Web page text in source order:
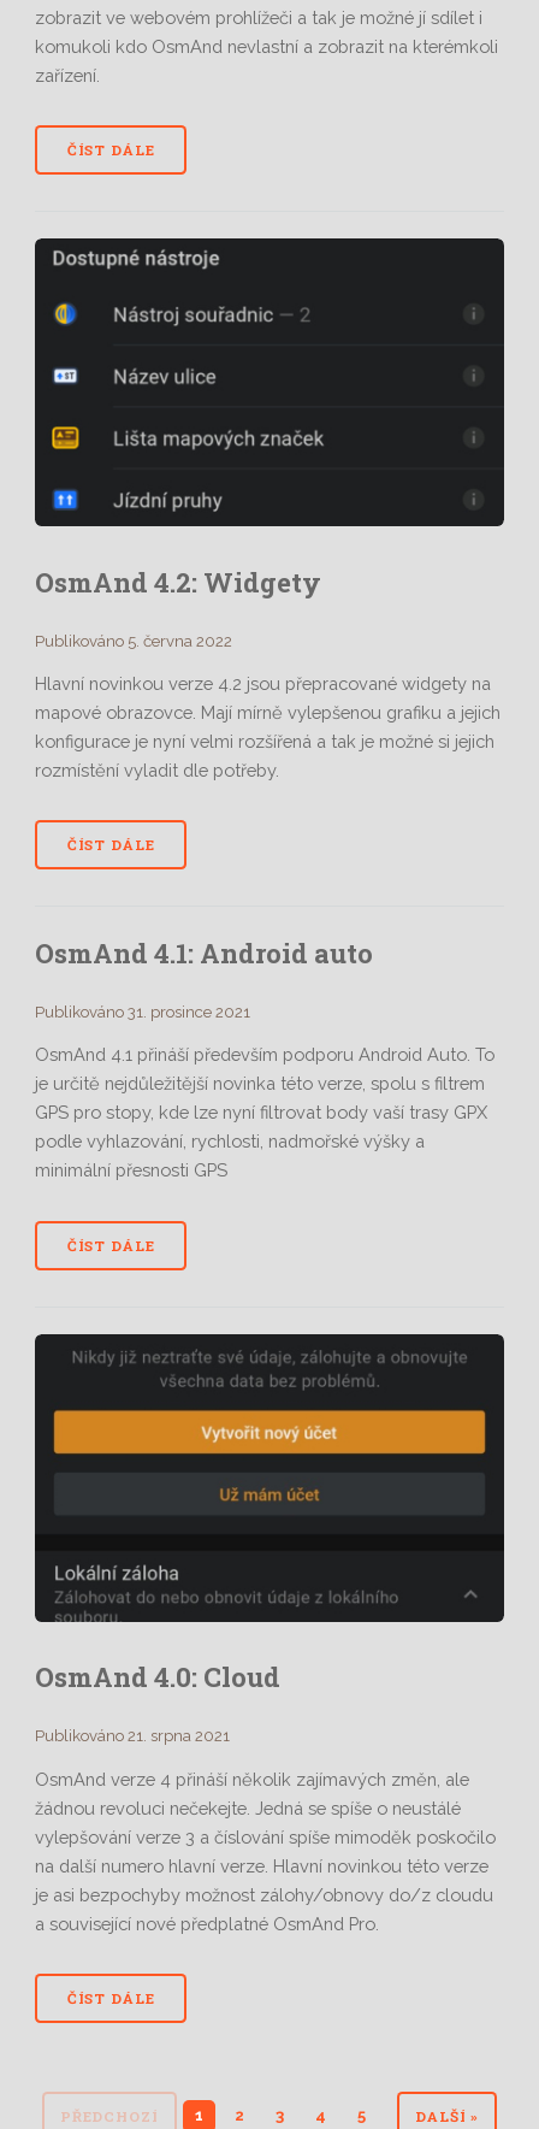
zobrazit ve webovém prohlížeči a tak je možné jí sdílet i
komukoli kdo OsmAnd nevlastní a zobrazit na kterémkoli
zařízení.
ČÍST DÁLE
OsmAnd 4.2: Widgety
Publikováno 5. června 2022
Hlavní novinkou verze 4.2 jsou přepracované widgety na
mapové obrazovce. Mají mírně vylepšenou grafiku a jejich
konfigurace je nyní velmi rozšířená a tak je možné si jejich
rozmístění vyladit dle potřeby.
ČÍST DÁLE
OsmAnd 4.1: Android auto
Publikováno 31. prosince 2021
OsmAnd 4.1 přináší především podporu Android Auto. To
je určitě nejdůležitější novinka této verze, spolu s filtrem
GPS pro stopy, kde lze nyní filtrovat body vaší trasy GPX
podle vyhlazování, rychlosti, nadmořské výšky a
minimální přesnosti GPS
ČÍST DÁLE
OsmAnd 4.0: Cloud
Publikováno 21. srpna 2021
OsmAnd verze 4 přináší několik zajímavých změn, ale
žádnou revoluci nečekejte. Jedná se spíše o neustálé
vylepšování verze 3 a číslování spíše mimoděk poskočilo
na další numero hlavní verze. Hlavní novinkou této verze
je asi bezpochyby možnost zálohy/obnovy do/z cloudu
a související nové předplatné OsmAnd Pro.
ČÍST DÁLE
PŘEDCHOZÍ 1 2 3 4 5 DALŠÍ »